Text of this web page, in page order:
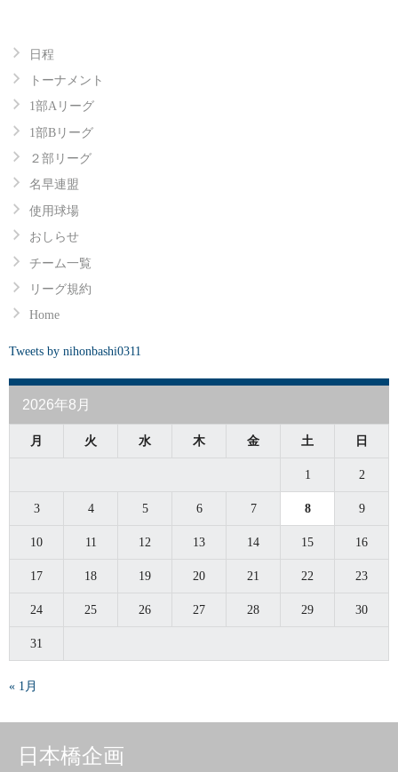
日程
トーナメント
1部Aリーグ
1部Bリーグ
２部リーグ
名早連盟
使用球場
おしらせ
チーム一覧
リーグ規約
Home
Tweets by nihonbashi0311
2026年8月
月 火 水 木 金 土 日
1 2
3 4 5 6 7 8 9
10 11 12 13 14 15 16
17 18 19 20 21 22 23
24 25 26 27 28 29 30
31
« 1月
日本橋企画